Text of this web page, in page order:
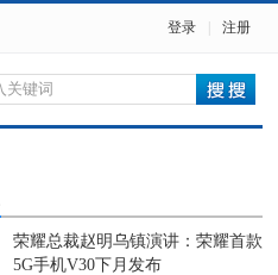
登录 注册
荣耀总裁赵明乌镇演讲：荣耀首款
5G手机V30下月发布